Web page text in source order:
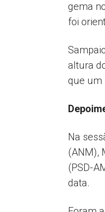
gema
foi
altura
que um
Na
(ANM),
(PSD-
data.